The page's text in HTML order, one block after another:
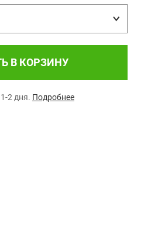
В КОРЗИНУ
2 дня. Подробнее